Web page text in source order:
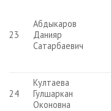
23
Абдыкаров
Данияр
Сатарбаевич
24
Култаева
Гулшаркан
Оконовна